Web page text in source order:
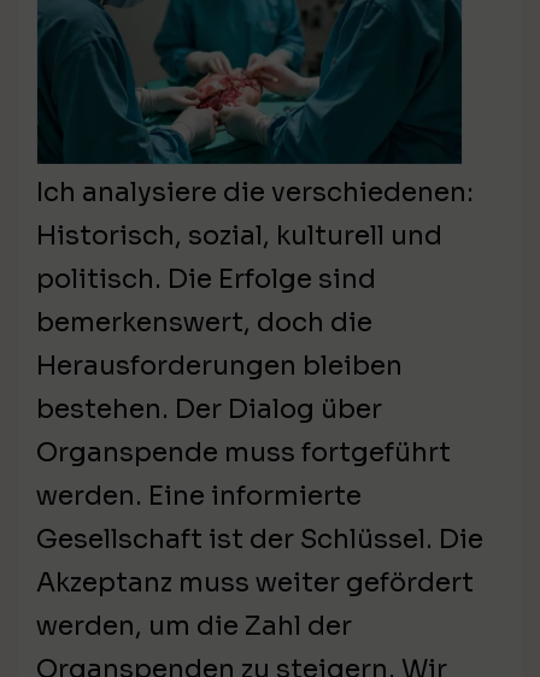
Ich analysiere die verschiedenen:
Historisch, sozial, kulturell und
politisch. Die Erfolge sind
bemerkenswert, doch die
Herausforderungen bleiben
bestehen. Der Dialog über
Organspende muss fortgeführt
werden. Eine informierte
Gesellschaft ist der Schlüssel. Die
Akzeptanz muss weiter gefördert
werden, um die Zahl der
Organspenden zu steigern. Wir